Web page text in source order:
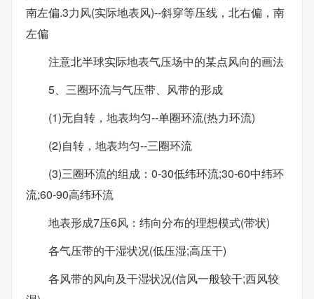
南左偏.3力风(实际地表风)--斜穿等压线，北右偏，南
左偏
注意北半球实际地表气压场中的某点风向的画法
5、三圈环流与气压带、风带的形成
(1)无自转，地表均匀--单圈环流(热力环流)
(2)自转，地表均匀--三圈环流
(3)三圈环流的组成：0-30低纬环流;30-60中纬环
流;60-90高纬环流
地表形成7压6风：纬向分布的理想模式(带状)
各气压带的干湿状况(低压湿;高压干)
各风带的风向及干湿状况(信风一般较干;西风较